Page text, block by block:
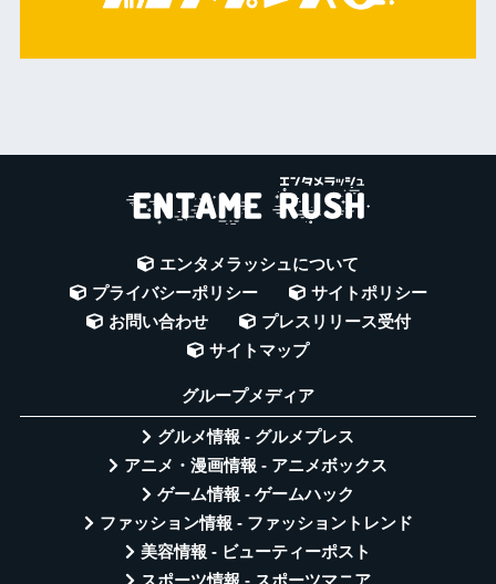
エンタメラッシュについて
プライバシーポリシー
サイトポリシー
お問い合わせ
プレスリリース受付
サイトマップ
グループメディア
グルメ情報 - グルメプレス
アニメ・漫画情報 - アニメボックス
ゲーム情報 - ゲームハック
ファッション情報 - ファッショントレンド
美容情報 - ビューティーポスト
スポーツ情報 - スポーツマニア